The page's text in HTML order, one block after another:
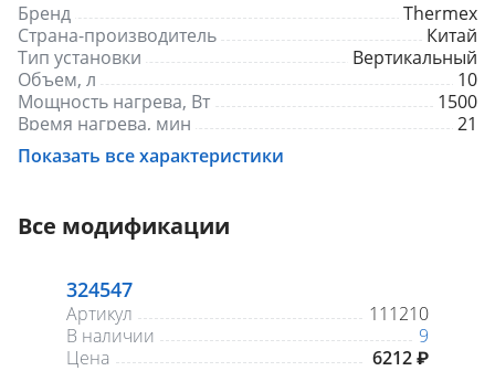
Бренд
Thermex
Страна-производитель
Китай
Тип установки
Вертикальный
Объем, л
10
Мощность нагрева, Вт
1500
Время нагрева, мин
21
Внутреннее покрытие бака
Габаритные размеры (ГхШхВ)
Способ крепления
Вес, кг
Показать все характеристики
Все модификации
324547
Артикул
111210
В наличии
9
Цена
6212 ₽